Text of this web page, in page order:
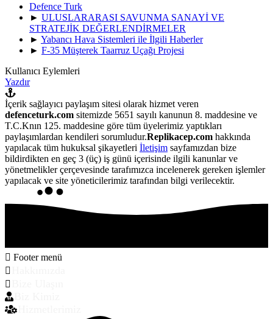
Defence Turk
► ULUSLARARASI SAVUNMA SANAYİ VE
STRATEJİK DEĞERLENDİRMELER
► Yabancı Hava Sistemleri ile İlgili Haberler
► F-35 Müşterek Taarruz Uçağı Projesi
Kullanıcı Eylemleri
Yazdır
İçerik sağlayıcı paylaşım sitesi olarak hizmet veren
defenceturk.com sitemizde 5651 sayılı kanunun 8. maddesine ve
T.C.Knın 125. maddesine göre tüm üyelerimiz yaptıkları
paylaşımlardan kendileri sorumludur.Replikacep.com hakkında
yapılacak tüm hukuksal şikayetleri İletişim sayfamızdan bize
bildirdikten en geç 3 (üç) iş günü içerisinde ilgili kanunlar ve
yönetmelikler çerçevesinde tarafımızca incelenerek gereken işlemler
yapılacak ve site yöneticilerimiz tarafından bilgi verilecektir.
Footer menü